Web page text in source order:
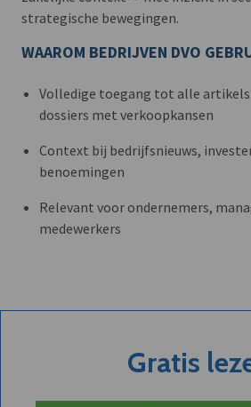
strategische bewegingen.
WAAROM BEDRIJVEN DVO
Volledige toegang tot alle
dossiers met verkoopkansen
Context bij bedrijfsnieuws,
benoemingen
Relevant voor ondernemers,
medewerkers
Gratis